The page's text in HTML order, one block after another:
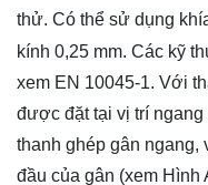
thử. Có thể sử dụng
kính 0,25 mm. Các kỹ
xem EN 10045-1. Với
được đặt tại vị trí
thanh ghép gân ngang,
đầu của gân (xem Hình